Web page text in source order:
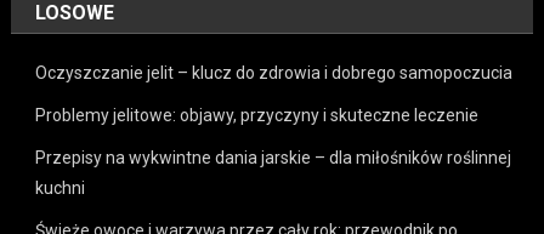
LOSOWE
Oczyszczanie jelit – klucz do zdrowia i dobrego samopoczucia
Problemy jelitowe: objawy, przyczyny i skuteczne leczenie
Przepisy na wykwintne dania jarskie – dla miłośników roślinnej
kuchni